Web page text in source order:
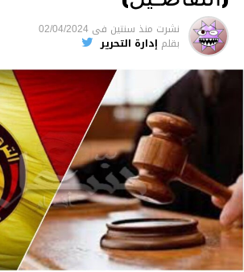
نشرت منذ سنتين فى 02/04/2024
بقلم إدارة التحرير